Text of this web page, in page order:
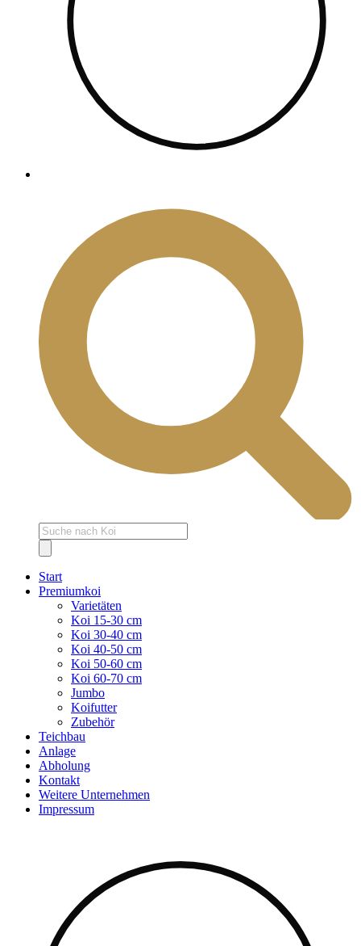
Products
search
Start
Premiumkoi
Varietäten
Koi 15-30 cm
Koi 30-40 cm
Koi 40-50 cm
Koi 50-60 cm
Koi 60-70 cm
Jumbo
Koifutter
Zubehör
Teichbau
Anlage
Abholung
Kontakt
Weitere Unternehmen
Impressum